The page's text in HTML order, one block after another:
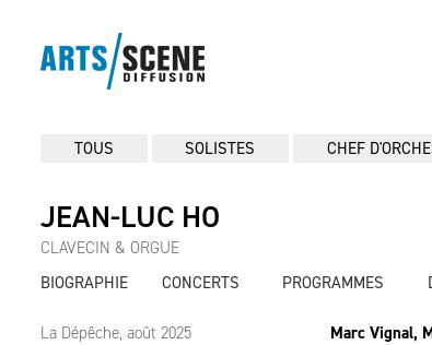
TOUS SOLISTES CHEF
JEAN-LUC HO
CLAVECIN & ORGUE
BIOGRAPHIE
CONCERTS PROGRAMMES
La Dépêche, août 2025
Marc Vignal,